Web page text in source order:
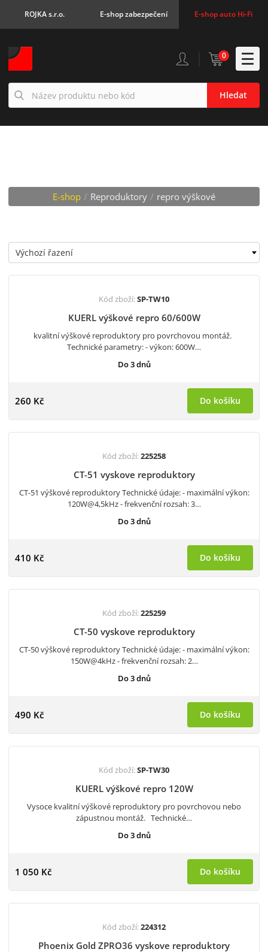
ROJKA s.r.o. E-shop zabezpečení E-shop auto Hi-Fi
Hledat
0
E-shop / Reproduktory / repro výškové
Kód zboží:SP-TW10
KUERL výškové repro 60/600W
kvalitní výškové reproduktory pro povrchovou montáž.
Technické parametry: - výkon: 600W…
Do 3 dnů
260 Kč Do košíku
Kód zboží:225258
CT-51 vyskove reproduktory
CT-51 výškové reproduktory Technické údaje: - maximální výkon:
120W@4,5kHz - frekvenční rozsah: 3…
Do 3 dnů
410 Kč Do košíku
Kód zboží:225259
CT-50 vyskove reproduktory
CT-50 výškové reproduktory Technické údaje: - maximální výkon:
150W@4kHz - frekvenční rozsah: 2…
Do 3 dnů
490 Kč Do košíku
Kód zboží:SP-TW30
KUERL výškové repro 120W
Vysoce kvalitní výškové reproduktory pro povrchovou nebo
zápustnou montáž. Technické…
Do 3 dnů
1 050 Kč Do košíku
Kód zboží:224312
Phoenix Gold ZPRO36 vyskove reproduktory